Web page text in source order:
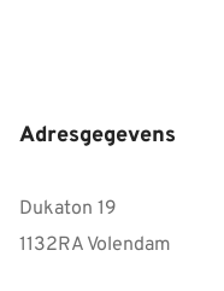
Adresgegevens
Dukaton 19
1132RA Volendam